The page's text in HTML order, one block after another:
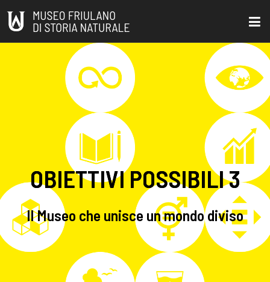
OBIETTIVI POSSIBILI 3
Il Museo che unisce un mondo diviso